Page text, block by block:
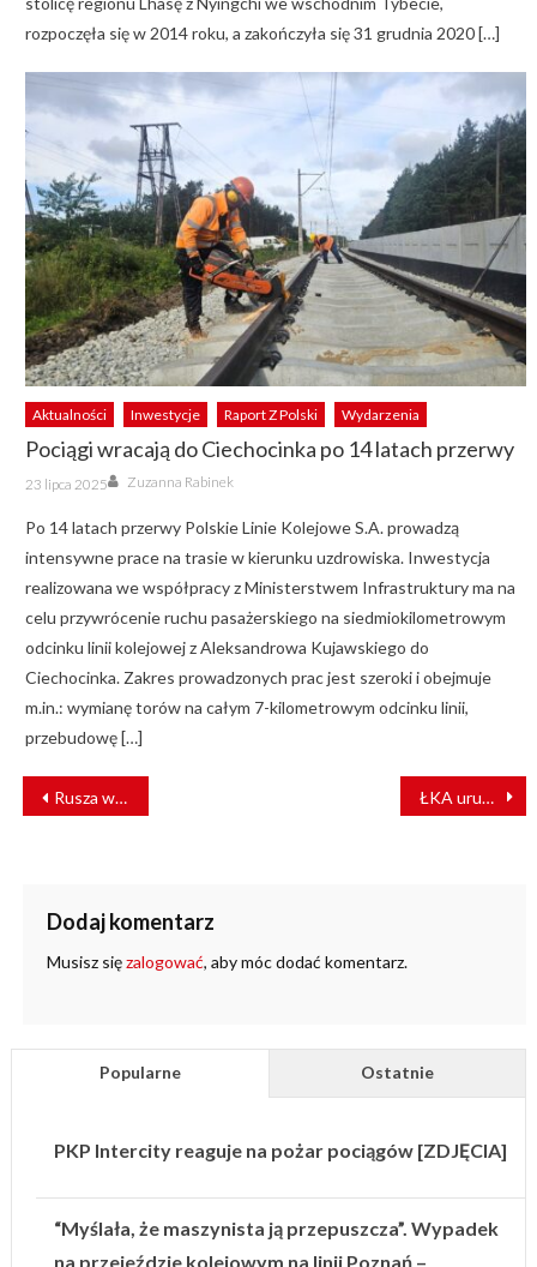
rozpoczęła się w 2014 roku, a zakończyła się 31 grudnia 2020 […]
Aktualności Inwestycje Raport Z Polski Wydarzenia
Pociągi wracają do Ciechocinka po 14 latach przerwy
Posted
on
23 lipca 2025 Author
Zuzanna Rabinek
Po 14 latach przerwy Polskie Linie Kolejowe S.A. prowadzą
intensywne prace na trasie w kierunku uzdrowiska. Inwestycja
realizowana we współpracy z Ministerstwem Infrastruktury ma na
celu przywrócenie ruchu pasażerskiego na siedmiokilometrowym
odcinku linii kolejowej z Aleksandrowa Kujawskiego do
Ciechocinka. Zakres prowadzonych prac jest szeroki i obejmuje
m.in.: wymianę torów na całym 7-kilometrowym odcinku linii,
przebudowę […]
NAWIGACJA
WPISU
Rusza wyścig o Kolej Dużych Prędkości. Sześć konsorcjów w dialogu ŁKA uruchomiła nowe biletomaty
Dodaj komentarz
Musisz sięzalogować, aby móc dodać komentarz.
Popularne Ostatnie
PKP Intercity reaguje na pożar pociągów [ZDJĘCIA]
“Myślała, że maszynista ją przepuszcza”. Wypadek
na przejeździe kolejowym na linii Poznań –